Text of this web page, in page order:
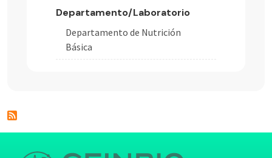
Departamento/Laboratorio
Departamento de Nutrición
Básica